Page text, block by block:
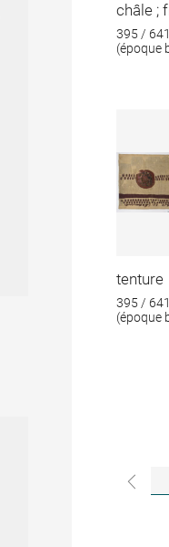
châle ;
395 / 641
(époque
tenture
395 / 641
(époque